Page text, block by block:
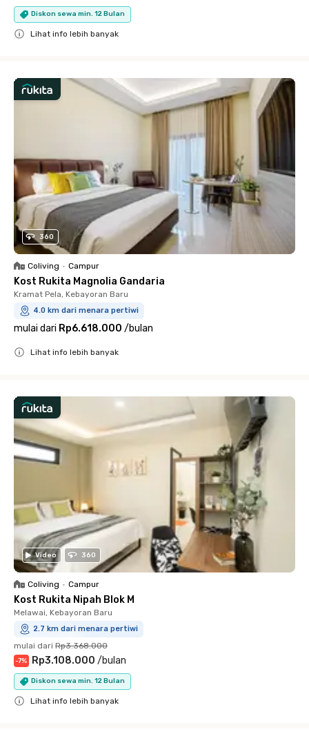
Diskon sewa min. 12 Bulan
Lihat info lebih banyak
360
Coliving • Campur
Kost Rukita Magnolia Gandaria
Kramat Pela, Kebayoran Baru
4.0 km dari menara pertiwi
mulai dari Rp6.618.000 /bulan
Lihat info lebih banyak
Video 360
Coliving • Campur
Kost Rukita Nipah Blok M
Melawai, Kebayoran Baru
2.7 km dari menara pertiwi
mulai dari Rp3.368.000
-7% Rp3.108.000 /bulan
Diskon sewa min. 12 Bulan
Lihat info lebih banyak